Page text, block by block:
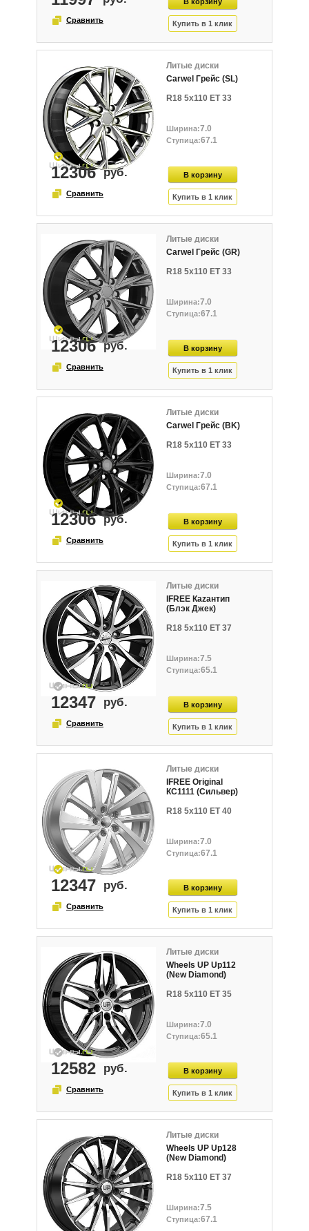
Литые диски
Carwel Грейс (SL)
R18 5x110 ET 33
7.0
67.1
12306
Литые диски
Carwel Грейс (GR)
R18 5x110 ET 33
7.0
67.1
12306
Литые диски
Carwel Грейс (BK)
R18 5x110 ET 33
7.0
67.1
12306
Литые диски
IFREE Кazaнтип
(Блэк Джек)
R18 5x110 ET 37
7.5
65.1
12347
Литые диски
IFREE Original
КС1111 (Сильвер)
R18 5x110 ET 40
7.0
67.1
12347
Литые диски
Wheels UP Up112
(New Diamond)
R18 5x110 ET 35
7.0
65.1
12582
Литые диски
Wheels UP Up128
(New Diamond)
R18 5x110 ET 37
7.5
67.1